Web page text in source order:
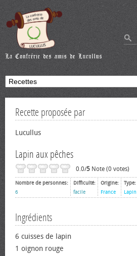
Recette proposée par
Lucullus
Lapin aux pêches
0.0/5 Note (0 votes)
Nombre de personnes:
6
Difficulté:
facile
Origine:
France
Type:
Lapin
Ingrédients
6 cuisses de lapin
1 oignon rouge